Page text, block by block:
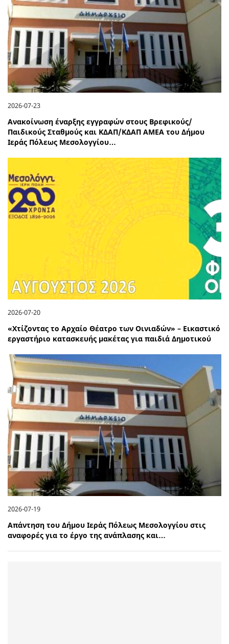
2026-07-23
Ανακοίνωση έναρξης εγγραφών στους Βρεφικούς/
Παιδικούς Σταθμούς και ΚΔΑΠ/ΚΔΑΠ ΑΜΕΑ του Δήμου
Ιεράς Πόλεως Μεσολογγίου…
2026-07-20
«Χτίζοντας το Αρχαίο Θέατρο των Οινιαδών» – Εικαστικό
εργαστήριο κατασκευής μακέτας για παιδιά Δημοτικού
2026-07-19
Απάντηση του Δήμου Ιεράς Πόλεως Μεσολογγίου στις
αναφορές για το έργο της ανάπλασης και…